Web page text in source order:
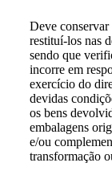
Deve conservar
restituí-los nas
sendo que
incorre em
exercício do
devidas
os bens
embalagens
e/ou
transformação